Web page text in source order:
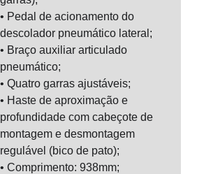
• Pedal de acionamento do
descolador pneumático lateral;
• Braço auxiliar articulado
pneumático;
• Quatro garras ajustáveis;
• Haste de aproximação e
profundidade com cabeçote de
montagem e desmontagem
regulável (bico de pato);
• Comprimento: 938mm;